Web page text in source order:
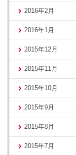
2016年2月
2016年1月
2015年12月
2015年11月
2015年10月
2015年9月
2015年8月
2015年7月